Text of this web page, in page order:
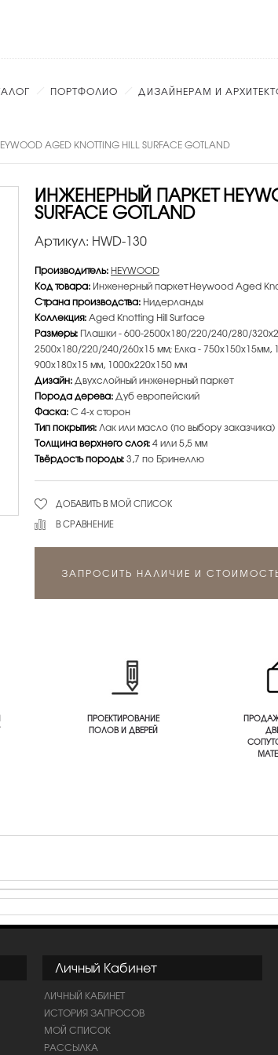
ПОРТФОЛИО ДИЗАЙНЕРАМ И
AGED KNOTTING HILL SURFACE GOTLAND
ИНЖЕНЕРНЫЙ ПАРКЕТ
SURFACE GOTLAND
Артикул: HWD-130
Производитель: HEYWOOD
Код товара: Инженерный паркет Heywood Aged
Страна производства: Нидерланды
Коллекция:Aged Knotting Hill Surface
Размеры: Плашки - 600-2500х180/220/240/280/
2500х180/220/240/260х15 мм; Елка - 750х150х15мм,
900х180х15 мм, 1000х220х150 мм
Дизайн:Двухслойный инженерный паркет
Порода дерева:Дуб европейский
Фаска:С 4-х сторон
Тип покрытия:Лак или масло (по выбору заказчика)
Толщина верхнего слоя:4 или 5,5 мм
Твёрдость породы:3,7 по Бринеллю
ДОБАВИТЬ В МОЙ СПИСОК
В СРАВНЕНИЕ
ЗАПРОСИТЬ НАЛИЧИЕ И
ПРОЕКТИРОВАНИЕ
ПОЛОВ И ДВЕРЕЙ
Личный Кабинет
ЛИЧНЫЙ КАБИНЕТ
ИСТОРИЯ ЗАПРОСОВ
МОЙ СПИСОК
РАССЫЛКА